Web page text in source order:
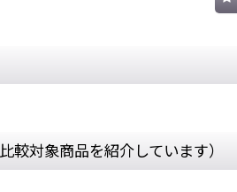
較対象商品を紹介しています）